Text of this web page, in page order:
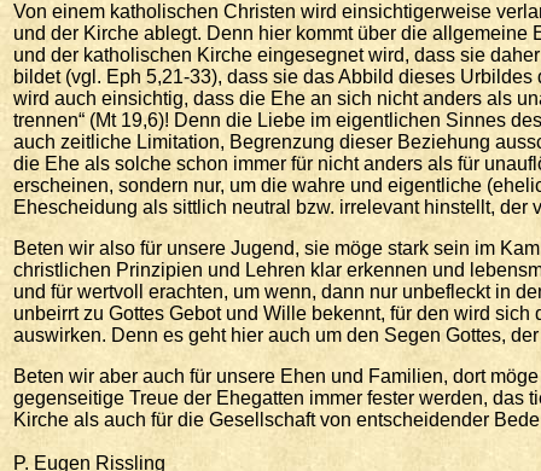
Von einem katholischen Christen wird einsichtigerweise
und der Kirche ablegt. Denn hier kommt über die
und der katholischen Kirche eingesegnet wird, dass sie
bildet (vgl. Eph 5,21-33), dass sie das Abbild dieses
wird auch einsichtig, dass die Ehe an sich nicht anders als
trennen“ (Mt 19,6)! Denn die Liebe im eigentlichen Sinnes
auch zeitliche Limitation, Begrenzung dieser Beziehung
die Ehe als solche schon immer für nicht anders als für
erscheinen, sondern nur, um die wahre und eigentliche
Ehescheidung als sittlich neutral bzw. irrelevant hinstellt,
Beten wir also für unsere Jugend, sie möge stark sein im
christlichen Prinzipien und Lehren klar erkennen und
und für wertvoll erachten, um wenn, dann nur unbefleckt in
unbeirrt zu Gottes Gebot und Wille bekennt, für den wird
auswirken. Denn es geht hier auch um den Segen Gottes,
Beten wir aber auch für unsere Ehen und Familien, dort
gegenseitige Treue der Ehegatten immer fester werden, das
Kirche als auch für die Gesellschaft von entscheidender
P. Eugen Rissling